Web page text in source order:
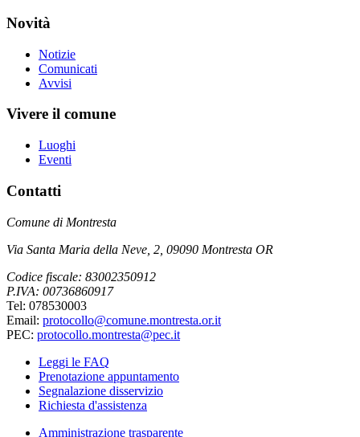
Novità
Notizie
Comunicati
Avvisi
Vivere il comune
Luoghi
Eventi
Contatti
Comune di Montresta
Via Santa Maria della Neve, 2, 09090 Montresta OR
Codice fiscale: 83002350912
P.IVA: 00736860917
Tel: 078530003
Email: protocollo@comune.montresta.or.it
PEC: protocollo.montresta@pec.it
Leggi le FAQ
Prenotazione appuntamento
Segnalazione disservizio
Richiesta d'assistenza
Amministrazione trasparente